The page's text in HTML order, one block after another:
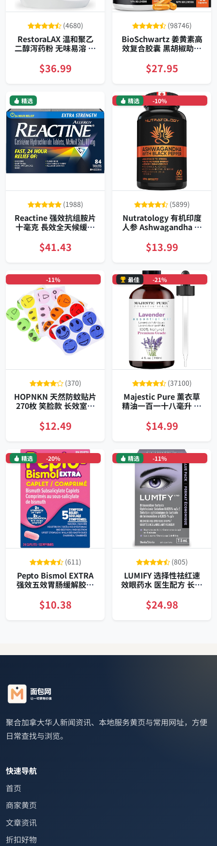
(4680)
RestoraLAX 温和聚乙
二醇泻药粉 无味易溶 补
便专家
$36.99
(98746)
BioSchwartz 姜黄素高
效复合胶囊 黑胡椒助吸
$27.95
精选
(1988)
Reactine 强效抗组胺片
十毫克 長效全天候缓解
$41.43
-10%
精选
(5899)
Nutratology 有机印度
人参 Ashwagandha 高
$13.99
-11%
(370)
HOPNKN 天然防蚊贴片
270枚 笑脸款 长效室内
$12.49
-21%
最佳
(37100)
Majestic Pure 薰衣草
精油一百一十八毫升 纯
适用于扩香与护肤
$14.99
-20%
精选
(611)
Pepto Bismol EXTRA
强效五效胃肠缓解胶囊
方便 快速止恶心腹泻
$10.38
-11%
精选
(805)
LUMIFY 选择性祛红速
效眼药水 医生配方 长效
$24.98
聚合加拿大华人新闻资讯、本地服务黄页与常用网址，方便
日常查找与浏览。
快速导航
首页
商家黄页
文章资讯
折扣好物